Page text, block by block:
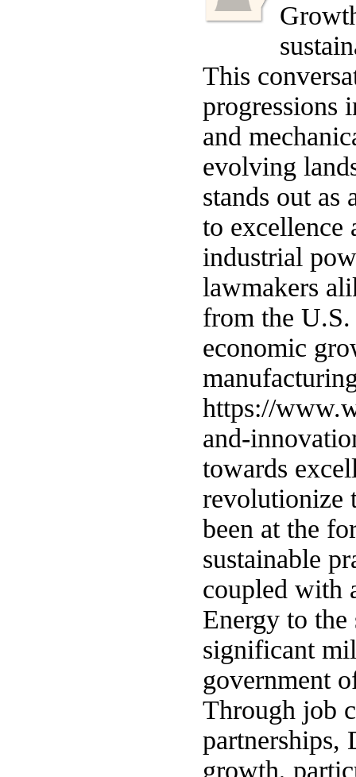
This
progressions
and
evolving
stands out
to excellence
industrial
lawmakers
from the U.S.
economic
https://
and-
towards
revolutionize
been at the
sustainable
coupled with
Energy to
significant
government
Through job
partnerships,
growth,